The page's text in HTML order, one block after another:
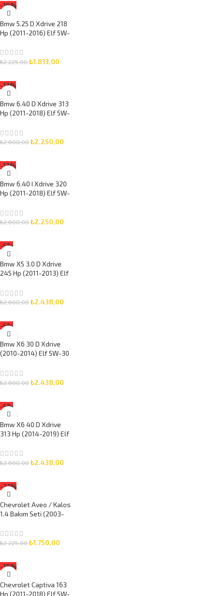
-19%
Bmw 5.25 D Xdrive 218
Hp (2011-2016) Elf 5W-
Bakım Seti 3 Parça Set
₺2.225,00₺1.813,00
-13%
Bmw 6.40 D Xdrive 313
Hp (2011-2018) Elf 5W-
Bakım Seti 3 Parça Set
₺2.600,00₺2.250,00
-13%
Bmw 6.40 I Xdrive 320
Hp (2011-2018) Elf 5W-
Bakım Seti 3 Parça Set
₺2.600,00₺2.250,00
-6%
Bmw X5 3.0 D Xdrive
245 Hp (2011-2013) Elf
Yağlı Bakım Seti 3 Parça
Set
₺2.600,00₺2.438,00
-6%
Bmw X6 30 D Xdrive
(2010-2014) Elf 5W-30
Bakım Seti 3 Parça Set
₺2.600,00₺2.438,00
-6%
Bmw X6 40 D Xdrive
313 Hp (2014-2019) Elf
Yağlı Bakım Seti 3 Parça
Set
₺2.600,00₺2.438,00
-21%
Chevrolet Aveo / Kalos
1.4 Bakım Seti (2003-
Motor Yağlı 3 Parça Set
₺2.225,00₺1.750,00
-18%
Chevrolet Captiva 163
Hp (2011-2018) Elf 5W-